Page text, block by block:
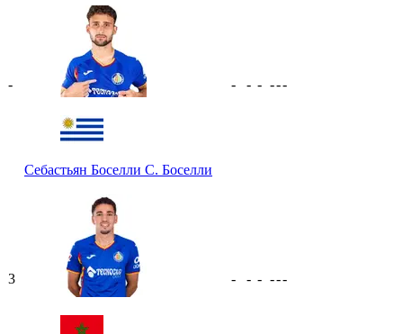
-
Себастьян Боселли С. Боселли
- - - ---
3 - - - ---